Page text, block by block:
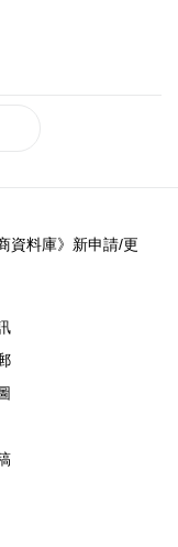
資料庫》新申請/更